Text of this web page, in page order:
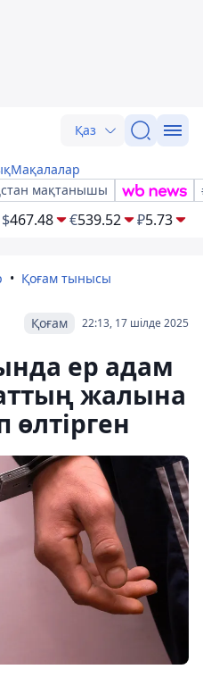
Қаз
Мақалалар
мақтанышы
$467.48 €539.52 ₽5.73
Қоғам тынысы
22:13, 17 шілде 2025
Қоғам
ер адам
жалына
өлтірген